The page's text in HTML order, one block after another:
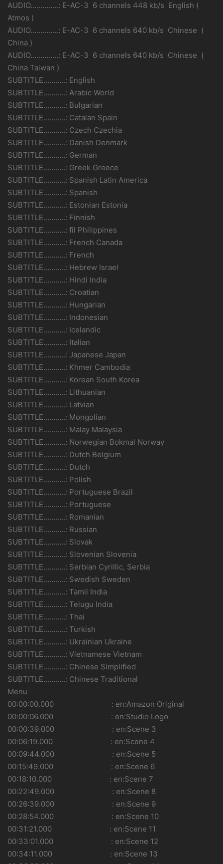
AUDIO…………..: E-AC-3 6 channels 448 kb/s English (
Atmos )
AUDIO…………..: E-AC-3 6 channels 640 kb/s Chinese (
China )
AUDIO…………..: E-AC-3 6 channels 640 kb/s Chinese (
China Taiwan )
SUBTITLE………..: English
SUBTITLE………..: Arabic World
SUBTITLE………..: Bulgarian
SUBTITLE………..: Catalan Spain
SUBTITLE………..: Czech Czechia
SUBTITLE………..: Danish Denmark
SUBTITLE………..: German
SUBTITLE………..: Greek Greece
SUBTITLE………..: Spanish Latin America
SUBTITLE………..: Spanish
SUBTITLE………..: Estonian Estonia
SUBTITLE………..: Finnish
SUBTITLE………..: fil Philippines
SUBTITLE………..: French Canada
SUBTITLE………..: French
SUBTITLE………..: Hebrew Israel
SUBTITLE………..: Hindi India
SUBTITLE………..: Croatian
SUBTITLE………..: Hungarian
SUBTITLE………..: Indonesian
SUBTITLE………..: Icelandic
SUBTITLE………..: Italian
SUBTITLE………..: Japanese Japan
SUBTITLE………..: Khmer Cambodia
SUBTITLE………..: Korean South Korea
SUBTITLE………..: Lithuanian
SUBTITLE………..: Latvian
SUBTITLE………..: Mongolian
SUBTITLE………..: Malay Malaysia
SUBTITLE………..: Norwegian Bokmal Norway
SUBTITLE………..: Dutch Belgium
SUBTITLE………..: Dutch
SUBTITLE………..: Polish
SUBTITLE………..: Portuguese Brazil
SUBTITLE………..: Portuguese
SUBTITLE………..: Romanian
SUBTITLE………..: Russian
SUBTITLE………..: Slovak
SUBTITLE………..: Slovenian Slovenia
SUBTITLE………..: Serbian Cyrillic, Serbia
SUBTITLE………..: Swedish Sweden
SUBTITLE………..: Tamil India
SUBTITLE………..: Telugu India
SUBTITLE………..: Thai
SUBTITLE………..: Turkish
SUBTITLE………..: Ukrainian Ukraine
SUBTITLE………..: Vietnamese Vietnam
SUBTITLE………..: Chinese Simplified
SUBTITLE………..: Chinese Traditional
Menu
00:00:00.000 : en:Amazon Original
00:00:06.000 : en:Studio Logo
00:00:39.000 : en:Scene 3
00:06:19.000 : en:Scene 4
00:09:44.000 : en:Scene 5
00:15:49.000 : en:Scene 6
00:18:10.000 : en:Scene 7
00:22:49.000 : en:Scene 8
00:26:39.000 : en:Scene 9
00:28:54.000 : en:Scene 10
00:31:21.000 : en:Scene 11
00:33:01.000 : en:Scene 12
00:34:11.000 : en:Scene 13